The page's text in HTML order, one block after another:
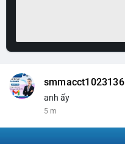
smmacct1023136
anh ấy
5 m